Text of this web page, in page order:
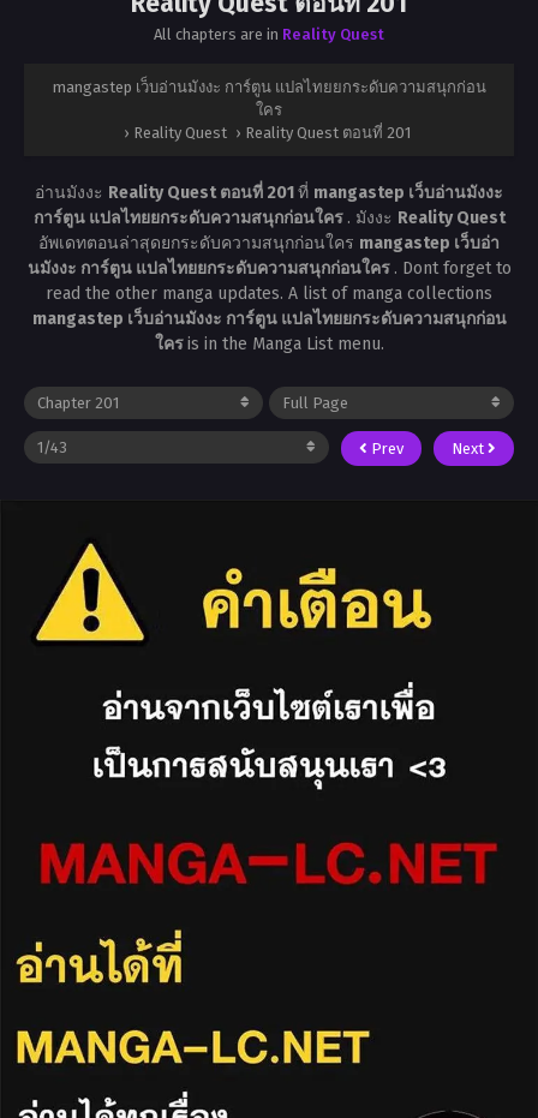
All chapters are in Reality Quest
mangastep เว็บอ่านมังงะ การ์ตูน แปลไทยยกระดับความสนุกก่อน
ใคร
› Reality Quest › Reality Quest ตอนที่ 201
อ่านมังงะ Reality Quest ตอนที่ 201ที่ mangastep เว็บอ่านมังงะ
การ์ตูน แปลไทยยกระดับความสนุกก่อนใคร . มังงะ Reality Quest
อัพเดทตอนล่าสุดยกระดับความสนุกก่อนใคร mangastep เว็บอ่า
นมังงะ การ์ตูน แปลไทยยกระดับความสนุกก่อนใคร . Dont forget to
read the other manga updates. A list of manga collections
mangastep เว็บอ่านมังงะ การ์ตูน แปลไทยยกระดับความสนุกก่อน
ใครis in the Manga List menu.
Prev Next